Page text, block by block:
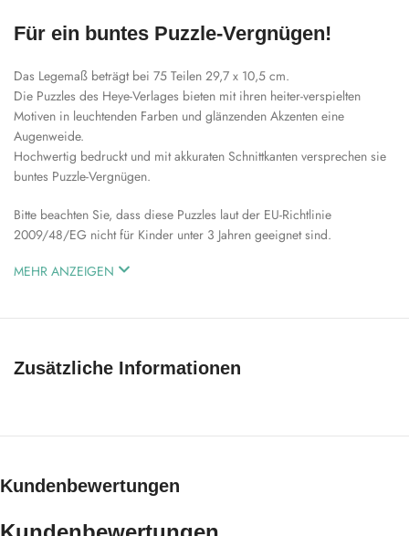
Für ein buntes Puzzle-Vergnügen!
Das Legemaß beträgt bei 75 Teilen 29,7 x 10,5 cm.
Die Puzzles des Heye-Verlages bieten mit ihren heiter-verspielten
Motiven in leuchtenden Farben und glänzenden Akzenten eine
Augenweide.
Hochwertig bedruckt und mit akkuraten Schnittkanten versprechen sie
buntes Puzzle-Vergnügen.
Bitte beachten Sie, dass diese Puzzles laut der EU-Richtlinie
2009/48/EG nicht für Kinder unter 3 Jahren geeignet sind.
MEHR ANZEIGEN
Zusätzliche Informationen
Kundenbewertungen